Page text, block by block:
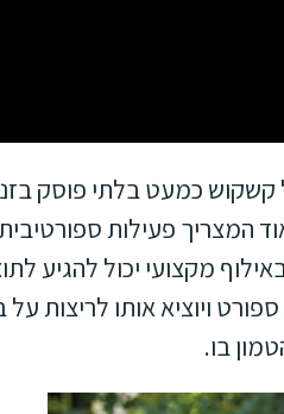
כמעט בלתי פוסק
פעילות
מקצועי יכול להגיע
ויוציא אותו לריצות
בו.